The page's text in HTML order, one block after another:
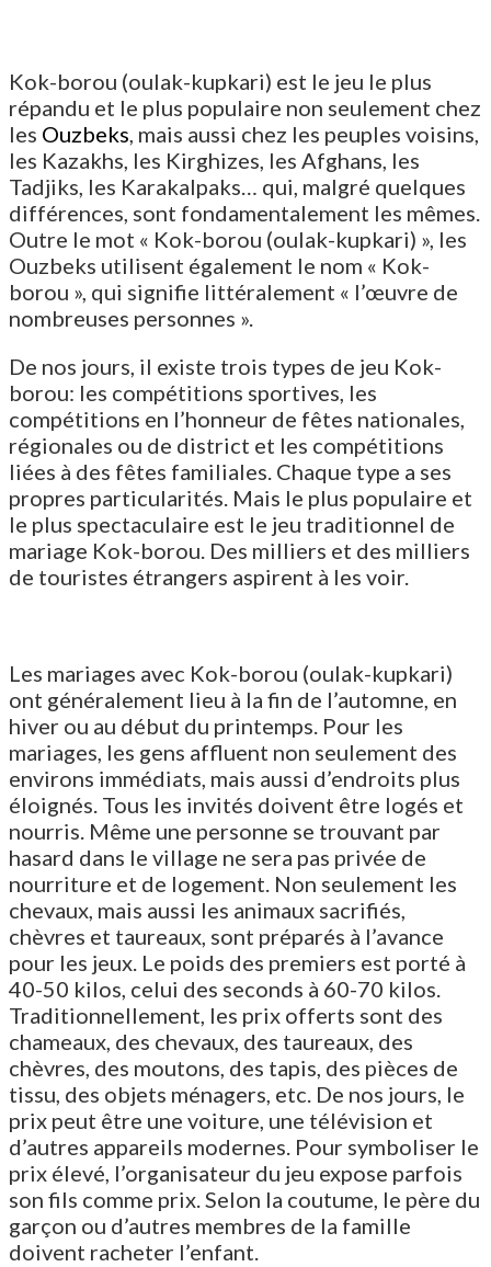
Kok-borou (oulak-kupkari) est le jeu le plus
répandu et le plus populaire non seulement chez
les Ouzbeks, mais aussi chez les peuples voisins,
les Kazakhs, les Kirghizes, les Afghans, les
Tadjiks, les Karakalpaks… qui, malgré quelques
différences, sont fondamentalement les mêmes.
Outre le mot « Kok-borou (oulak-kupkari) », les
Ouzbeks utilisent également le nom « Kok-
borou », qui signifie littéralement « l’œuvre de
nombreuses personnes ».
De nos jours, il existe trois types de jeu Kok-
borou: les compétitions sportives, les
compétitions en l’honneur de fêtes nationales,
régionales ou de district et les compétitions
liées à des fêtes familiales. Chaque type a ses
propres particularités. Mais le plus populaire et
le plus spectaculaire est le jeu traditionnel de
mariage Kok-borou. Des milliers et des milliers
de touristes étrangers aspirent à les voir.
Les mariages avec Kok-borou (oulak-kupkari)
ont généralement lieu à la fin de l’automne, en
hiver ou au début du printemps. Pour les
mariages, les gens affluent non seulement des
environs immédiats, mais aussi d’endroits plus
éloignés. Tous les invités doivent être logés et
nourris. Même une personne se trouvant par
hasard dans le village ne sera pas privée de
nourriture et de logement. Non seulement les
chevaux, mais aussi les animaux sacrifiés,
chèvres et taureaux, sont préparés à l’avance
pour les jeux. Le poids des premiers est porté à
40-50 kilos, celui des seconds à 60-70 kilos.
Traditionnellement, les prix offerts sont des
chameaux, des chevaux, des taureaux, des
chèvres, des moutons, des tapis, des pièces de
tissu, des objets ménagers, etc. De nos jours, le
prix peut être une voiture, une télévision et
d’autres appareils modernes. Pour symboliser le
prix élevé, l’organisateur du jeu expose parfois
son fils comme prix. Selon la coutume, le père du
garçon ou d’autres membres de la famille
doivent racheter l’enfant.